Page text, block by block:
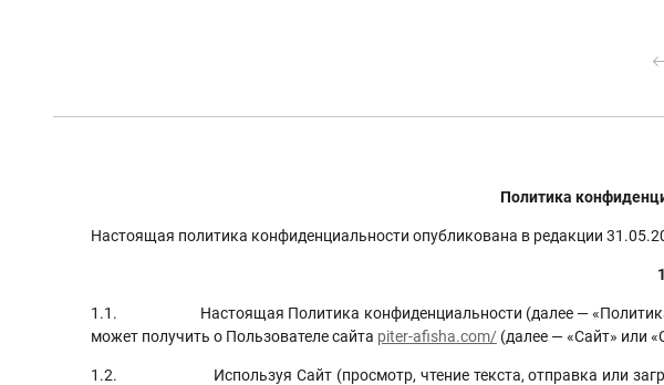
Политика
Настоящая политика конфиденциальности опубликована в редакции
1.1. Настоящая Политика конфиденциальности (далее — «Политика»)
может получить о Пользователе сайта piter-afisha.com/ (далее — «Сайт» или
1.2. Используя Сайт (просмотр, чтение текста, отправка или